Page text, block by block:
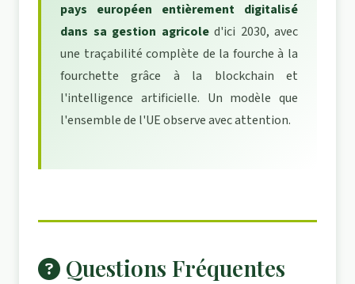
pays européen entièrement digitalisé
dans sa gestion agricoled'ici 2030, avec
une traçabilité complète de la fourche à la
fourchette grâce à la blockchain et
l'intelligence artificielle. Un modèle que
l'ensemble de l'UE observe avec attention.
Questions Fréquentes